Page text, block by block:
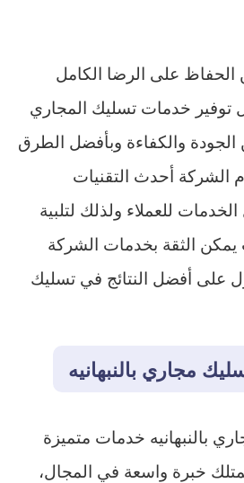
على الرضا الكامل
توفير خدمات تسليك المجاري
والكفاءة وبأفضل الطرق
الشركة أحدث التقنيات
للعملاء ولذلك لتلبية
يمكن الثقة بخدمات الشركة
على أفضل النتائج في تسليك
مجاري بالنبهانيه
بالنبهانيه خدمات متميزة
خبرة واسعة في المجال،